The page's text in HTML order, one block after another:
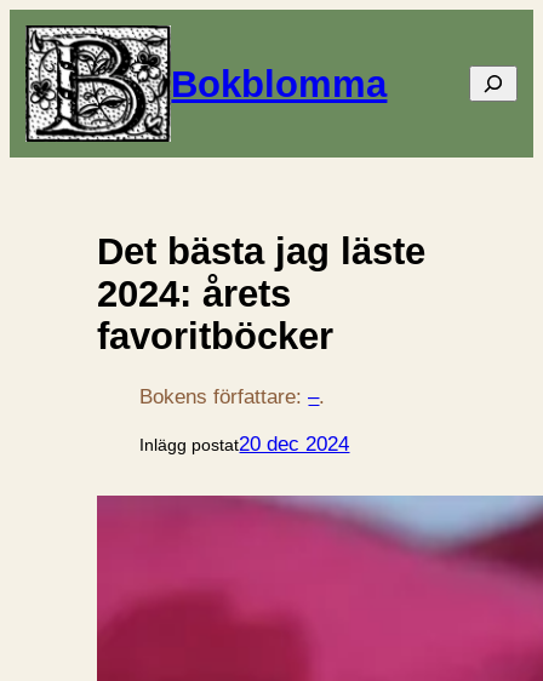
Bokblomma Sök
Det bästa jag läste
2024: årets
favoritböcker
Bokens författare:–.
Inlägg postat20 dec 2024